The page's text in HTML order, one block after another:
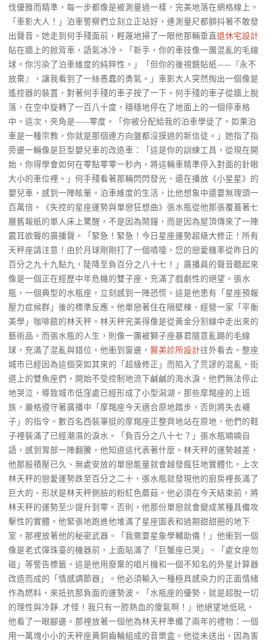
伐優雅而精準，每一步都像是被測量過一樣，完美地落在網格線上。
「車影大人！」泊車警察們立刻立正站好，連測量尺都顫抖著不敢發
出聲音。她走到何手殘面前，輕蔑地掃了一眼他那輛垂直退休宅設計
貼在牆上的掀背車，語氣冰冷。「新手，你的車技像一團混亂的毛線
球。你污染了泊車維度的純粹性。」「但你的後視鏡貼紙——『永不
放棄』，讓我看到了一絲愚蠢的勇氣。」車影大人突然掏出一個像是
遙控器的裝置，對著何手殘的車子按了一下。何手殘的車子從牆上脫
落，在空中旋轉了一百八十度，穩穩地停在了地面上的一個停車格
中。這次，夾角是——零度。「你被分配給我的泊車學徒了。如果泊
車是一種宗教，你就是那個連方向盤都沒摸過的新信徒。」她指了指
旁邊一輛像是巨型嬰兒車的改造車：「這是你的訓練工具，從現在開
始，你得學會如何在零點零零一秒內，將這輛車精準停入對面的針眼
大小的車位裡。」何手殘看著那輛閃閃發光、還在播放《小星星》的
嬰兒車，感到一陣眩暈。泊車維度的生活，比他想象中還要無理頭一
百萬倍。《失控的星座運勢與單戀狂想曲》張水瓶從他那張覆蓋著七
層舊報紙的單人床上驚醒，不是因為鬧鐘，而是因為屋頂傳來了一陣
震耳欲聾的廣播聲。「緊急！緊急！今日星座運勢超級大修正！所有
天秤座請注意！由於月球剛剛打了一個噴嚏，您的戀愛機率從昨日的
百分之九十九點九，陡降至負百分之八十七！」廣播員的聲音聽起來
像是一個正在經歷中年危機的雙子座，充滿了戲劇性的絕望。張水
瓶，一個典型的水瓶座，立刻感到一陣恐慌，這是他患有「星座預報
壓力症候群」後的標準反應。他單戀著住在隔壁棟、經營一家「平衡
美學」咖啡館的林天秤。林天秤完美得像是從黃金分割線中走出來的
藝術品。而張水瓶的人生，則像一團被獅子座暴君隨意亂踢的毛線
球，充滿了混亂與錯位。他衝到窗邊， 醫美診所設計往外看去。整座
城市已經因為這個突如其來的「超級修正」而陷入了荒謬的混亂。街
道上的雙魚座們，開始不受控制地流下鹹鹹的海水淚，他們無法停止
地哭泣，導致城市低窪處已經形成了小型潟湖。那些摩羯座的上班
族，嚴格遵守著廣播中「摩羯座今天適合原地踏步，否則將失去襪
子」的指令。數百名西裝筆挺的摩羯座正整齊地站在原地，他們的鞋
子裡裝滿了已經潮濕的淚水。「負百分之八十七？」張水瓶喃喃自
語，感到胃部一陣翻騰，他知道這代表著什麼。林天秤的運勢越差，
他那股積壓已久、無處安放的單戀能量就會越發瘋狂地實體化。上次
林天秤的戀愛運勢跌至百分之二十，張水瓶就發現他的廚房裡長滿了
巨大的、形狀是林天秤側臉的粉紅色蘑菇。他必須在今天結束前，將
林天秤的運勢至少提升到零。否則，他那份單戀就會變成某種具備攻
擊性的實體。他緊張地跑進他堆滿了星座圖表和過期甜甜圈的地下
室，那裡放著他的秘密武器。「我需要星象學輔助儀！」他衝到一個
像是老式彈珠臺的機器前，上面貼滿了「巨蟹座已哭」、「處女座勿
碰」等警告標籤。這是他用廢棄的唱片機和一個不知名的外星計算器
改造而成的「情感調節器」。他必須輸入一種極具感染力的正面情緒
作為燃料，來抵抗那負面的運勢波。「水瓶座的優勢，就是超脫一切
的理性與冷靜…才怪！我只有一腔熱血的傻氣啊！」他絕望地低吼。
他看了一眼腳邊。那裡放著一個他為林天秤準備了兩年的禮物：一個
用一萬塊小小的天秤座黃銅齒輪組成的音樂盒。他從未送出，因為害